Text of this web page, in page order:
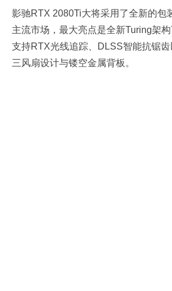
影驰RTX 2080Ti大将采用了全新的包
主流市场，最大亮点是全新Turing架构
支持RTX光线追踪、DLSS智能抗锯
三风扇设计与镂空金属背板。